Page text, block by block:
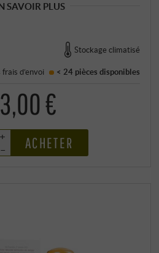
SAVOIR PLUS
Stockage climatisé
frais d’envoi < 24 pièces disponibles
€
+
–
ACHETER